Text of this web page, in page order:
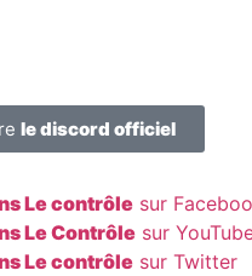
le discord officiel
Le contrôle sur
Le Contrôle sur
Le contrôle sur Twitter